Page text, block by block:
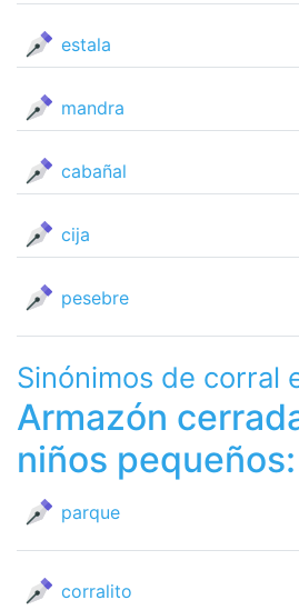
estala
mandra
cabañal
cija
pesebre
Sinónimos de corral
Armazón
niños pequeños:
parque
corralito